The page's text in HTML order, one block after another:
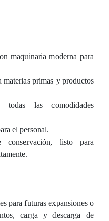
maquinaria moderna para
materias primas y productos
todas las comodidades
el personal.
conservación, listo para
para futuras expansiones o
carga y descarga de